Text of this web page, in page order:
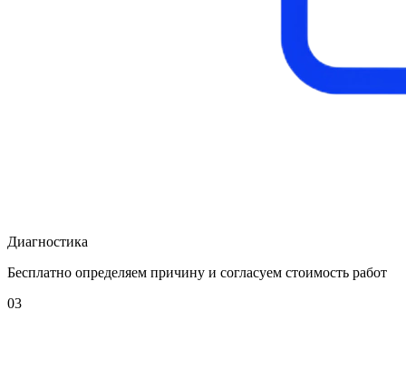
Диагностика
Бесплатно определяем причину и согласуем стоимость работ
03